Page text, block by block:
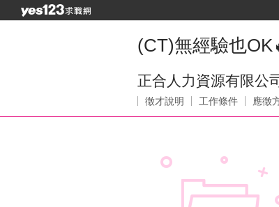
(CT)無經驗也
正合人力資源有限公
徵才說明 工作條件 應徵